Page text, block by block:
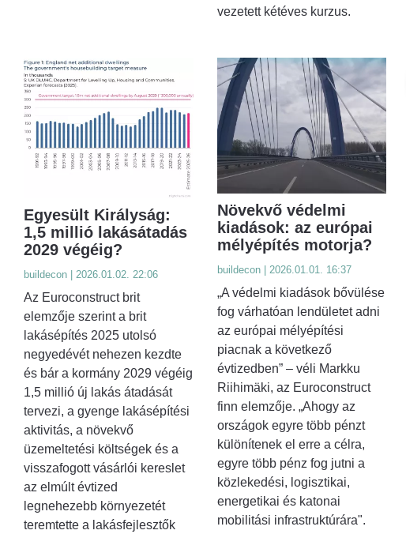
vezetett kétéves kurzus.
Egyesült Királyság:
1,5 millió lakásátadás
2029 végéig?
buildecon | 2026.01.02. 22:06
Az Euroconstruct brit
elemzője szerint a brit
lakásépítés 2025 utolsó
negyedévét nehezen kezdte
és bár a kormány 2029 végéig
1,5 millió új lakás átadását
tervezi, a gyenge lakásépítési
aktivitás, a növekvő
üzemeltetési költségek és a
visszafogott vásárlói kereslet
az elmúlt évtized
legnehezebb környezetét
teremtette a lakásfejlesztők
Növekvő védelmi
kiadások: az európai
mélyépítés motorja?
buildecon | 2026.01.01. 16:37
„A védelmi kiadások bővülése
fog várhatóan lendületet adni
az európai mélyépítési
piacnak a következő
évtizedben” – véli Markku
Riihimäki, az Euroconstruct
finn elemzője. „Ahogy az
országok egyre több pénzt
különítenek el erre a célra,
egyre több pénz fog jutni a
közlekedési, logisztikai,
energetikai és katonai
mobilitási infrastruktúrára".